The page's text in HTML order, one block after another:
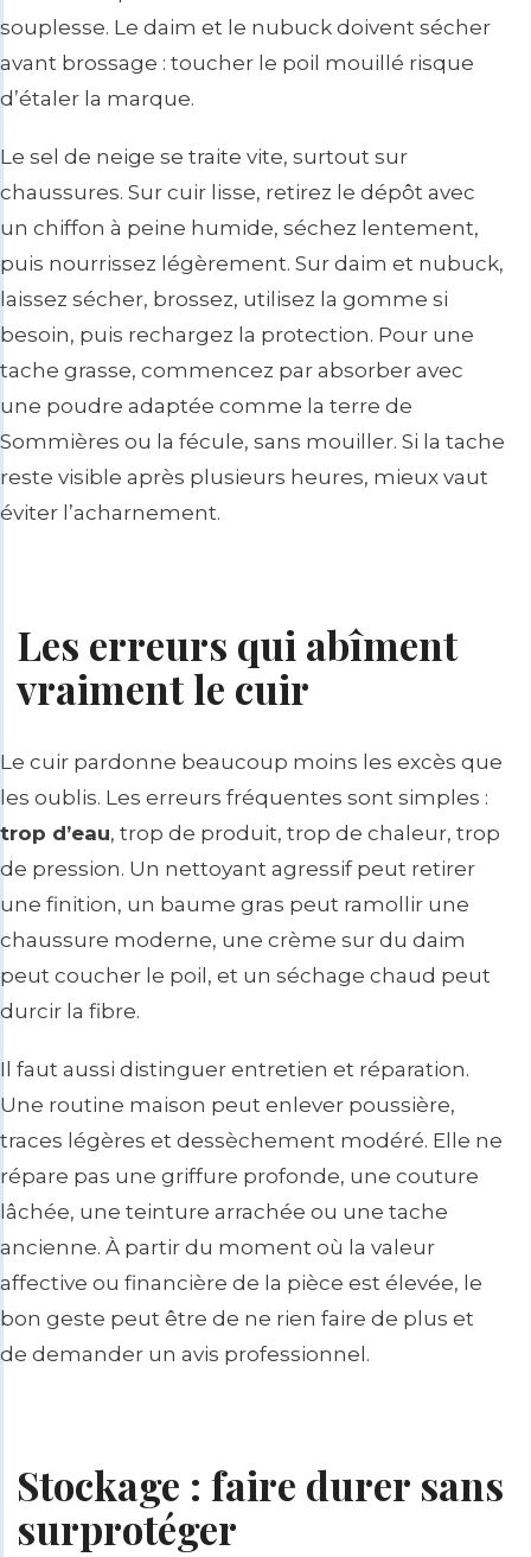
souplesse. Le daim et le nubuck doivent sécher
avant brossage : toucher le poil mouillé risque
d’étaler la marque.
Le sel de neige se traite vite, surtout sur
chaussures. Sur cuir lisse, retirez le dépôt avec
un chiffon à peine humide, séchez lentement,
puis nourrissez légèrement. Sur daim et nubuck,
laissez sécher, brossez, utilisez la gomme si
besoin, puis rechargez la protection. Pour une
tache grasse, commencez par absorber avec
une poudre adaptée comme la terre de
Sommières ou la fécule, sans mouiller. Si la tache
reste visible après plusieurs heures, mieux vaut
éviter l’acharnement.
Les erreurs qui abîment
vraiment le cuir
Le cuir pardonne beaucoup moins les excès que
les oublis. Les erreurs fréquentes sont simples :
trop d’eau, trop de produit, trop de chaleur, trop
de pression. Un nettoyant agressif peut retirer
une finition, un baume gras peut ramollir une
chaussure moderne, une crème sur du daim
peut coucher le poil, et un séchage chaud peut
durcir la fibre.
Il faut aussi distinguer entretien et réparation.
Une routine maison peut enlever poussière,
traces légères et dessèchement modéré. Elle ne
répare pas une griffure profonde, une couture
lâchée, une teinture arrachée ou une tache
ancienne. À partir du moment où la valeur
affective ou financière de la pièce est élevée, le
bon geste peut être de ne rien faire de plus et
de demander un avis professionnel.
Stockage : faire durer sans
surprotéger